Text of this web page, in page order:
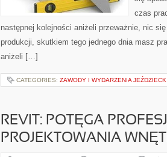
czas
następnej kolejności aniżeli przeważnie, nic
produkcji, skutkiem tego jednego dnia masz
aniżeli […]
CATEGORIES: ZAWODY I WYDARZENIA
REVIT: POTĘGA
PROJEKTOWANIA